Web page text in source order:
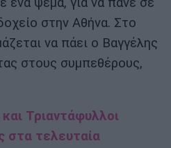
στην Αθήνα. Στο
να πάει ο Βαγγέλης
στους συμπεθέρους,
Τριαντάφυλλοι
στα τελευταία